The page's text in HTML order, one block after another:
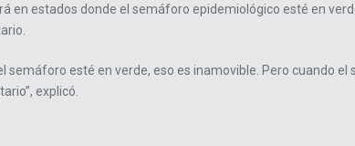
en estados donde el semáforo epidemiológico esté en
semáforo esté en verde, eso es inamovible. Pero cuando
explicó.